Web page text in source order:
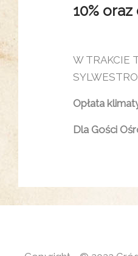
10%
W TRAKCIE
Opłata
Dla Gości